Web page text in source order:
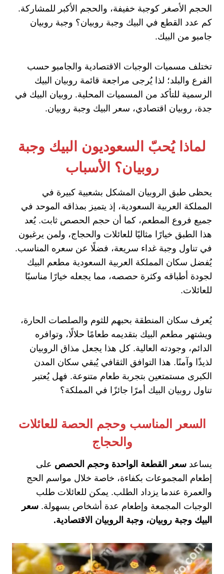
الحجم الأصغر كوجبة خفيفة، والحجم الأكبر للمشاركة.
كم عدد القطع في البيك وجبة روبيان؟ وجبة روبيان
جامبو من البيك.
تختلف مسميات الوجبات الاقتصادية والجامبو حسب
الفرع والبلد؛ لذا يُرجى مراجعة قائمة روبيان البيك
الرسمية للتأكد من المسميات المحلية. روبيان البيك في
جدة، روبيان اقتصادي، سعر البيك وجبة روبيان.
لماذا يُحبّ السعوديون البيك وجبة
روبيان؟ الأسباب
يحظى طبق الروبيان المشكل بشعبية كبيرة في
المملكة العربية السعودية، إذ يتميز بمذاقه الموحد في
جميع فروع المطعم، كما أن حجم الحصص ثابت. يُعد
هذا الطبق خيارًا مثاليًا للعائلات والحجاج، ولمن يرغبون
في تناول وجبة غداء سريعة، فضلًا عن سعره المناسب.
يُفضل سكان المملكة العربية السعودية مطعم البيك
لجودة أطباقه وكثرة حصصه، مما يجعله خيارًا مناسبًا
للعائلات.
يُعرف سكان المنطقة بحبهم للثوم والصلصات الحارة،
ويشتهر مطعم البيك بتقديمه طعامًا حلالًا، وتوافره
الدائم، وجودته العالية. كل هذا يجعل مذاق الروبيان
لذيذًا وآمنًا. هذا التوافق الثقافي يُبقي سكان المدن
الكبرى مستمتعين بتجربة طعام متنوعة. فهل يُعتبر
تناول روبيان البيك أمرًا جائزًا في المملكة؟
السعر المناسب وحجم الحصة للعائلات
والحجاج
يساعد سعر القطعة الواحدة وحجم الحصص على
إطعام المجموعات بكفاءة، خاصة خلال مواسم الحج
والعمرة عندما يزداد الطلب. يمكن للعائلات طلب
الوجبات المجمعة وإطعام عدة أشخاص بسهولة. سعر
البيك وجبة روبيان، وجبة الروبيان الاقتصادية.